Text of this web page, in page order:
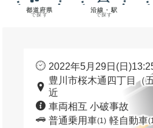
都道府県
で探す
沿線・駅
で探す
2022年5月29日(日
豊川市桜木通四丁目（
近
車両相互 小破事故
普通乗用車(1) 軽自動車